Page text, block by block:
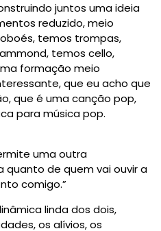
juntos uma ideia
reduzido, meio
temos trompas,
temos cello,
formação meio
que eu acho que
que é uma canção pop,
para música pop.
uma outra
de quem vai ouvir a
comigo.”
linda dos dois,
os alívios, os